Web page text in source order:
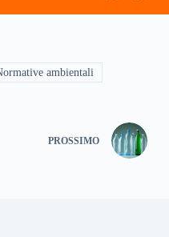
ambientali
PROSSIMO